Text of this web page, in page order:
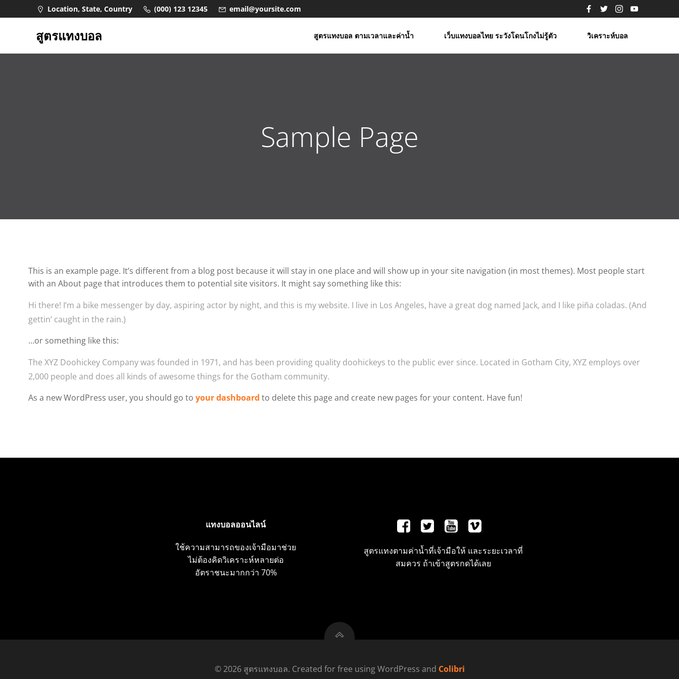
to
Location, State, Country (000) 123 12345 email@yoursite.com
สูตรแทงบอล สูตรแทงบอล ตามเวลาและค่าน้ำ เว็บแทงบอลไทย ระวังโดนโกงไม่รู้ตัว วิเคราะห์บอล
Sample Page
This is an example page. It’s different from a blog post because it will stay in one place and will show up in your site navigation (in most themes). Most people start
with an About page that introduces them to potential site visitors. It might say something like this:
Hi there! I’m a bike messenger by day, aspiring actor by night, and this is my website. I live in Los Angeles, have a great dog named Jack, and I like piña coladas. (And
gettin’ caught in the rain.)
…or something like this:
The XYZ Doohickey Company was founded in 1971, and has been providing quality doohickeys to the public ever since. Located in Gotham City, XYZ employs over
2,000 people and does all kinds of awesome things for the Gotham community.
As a new WordPress user, you should go to your dashboard to delete this page and create new pages for your content. Have fun!
แทงบอลออนไลน์
ใช้ความสามารถของเจ้ามือมาช่วย
ไม่ต้องคิดวิเคราะห์หลายต่อ
อัตราชนะมากกว่า 70%
สูตรแทงตามค่าน้ำที่เจ้ามือให้ และระยะเวลาที่
สมควร ถ้าเข้าสูตรกดได้เลย
© 2026 สูตรแทงบอล. Created for free using WordPress and Colibri